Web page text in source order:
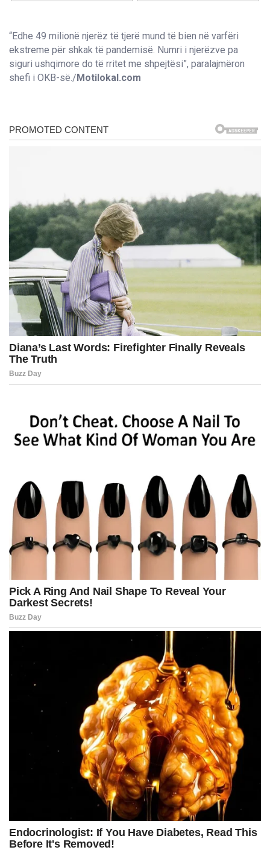
“Edhe 49 milionë njerëz të tjerë mund të bien në varfëri
ekstreme për shkak të pandemisë. Numri i njerëzve pa
siguri ushqimore do të rritet me shpejtësi”, paralajmëron
shefi i OKB-së./Motilokal.com